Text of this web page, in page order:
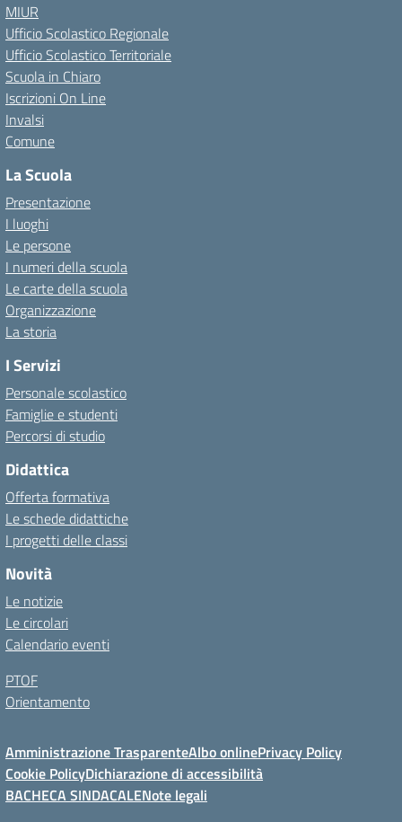
MIUR
Ufficio Scolastico Regionale
Ufficio Scolastico Territoriale
Scuola in Chiaro
Iscrizioni On Line
Invalsi
Comune
La Scuola
Presentazione
I luoghi
Le persone
I numeri della scuola
Le carte della scuola
Organizzazione
La storia
I Servizi
Personale scolastico
Famiglie e studenti
Percorsi di studio
Didattica
Offerta formativa
Le schede didattiche
I progetti delle classi
Novità
Le notizie
Le circolari
Calendario eventi
PTOF
Orientamento
Amministrazione TrasparenteAlbo onlinePrivacy Policy
Cookie PolicyDichiarazione di accessibilità
BACHECA SINDACALENote legali